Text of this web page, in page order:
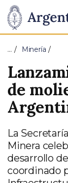
de
la
Nación
Pasar al
… Minería
de
La
Minera
desarrollo
coordinado